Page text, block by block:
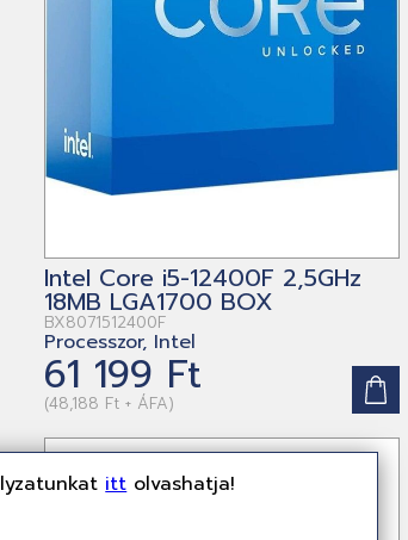
ittolvashatja!
Intel Core i5-12400F 2,5GHz
18MB LGA1700 BOX
BX8071512400F
Processzor, Intel
61 199 Ft
(48,188 Ft + ÁFA)